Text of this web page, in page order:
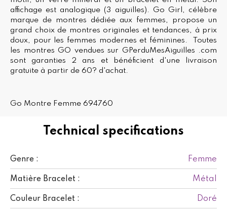
Technical specifications
Genre : Femme
Matière Bracelet : Métal
Couleur Bracelet : Doré
affichage est analogique (3 aiguilles). Go Girl, célèbre
marque de montres dédiée aux femmes, propose un
grand choix de montres originales et tendances, à prix
doux, pour les femmes modernes et féminines. Toutes
les montres GO vendues sur GPerduMesAiguilles .com
sont garanties 2 ans et bénéficient d'une livraison
gratuite à partir de 60? d'achat.
Go Montre Femme 694760